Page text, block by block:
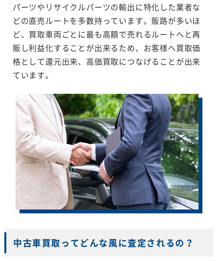
パーツやリサイクルパーツの輸出に特化した業者な
どの直売ルートを多数持っています。販路が多いほ
ど、買取車両ごとに最も高額で売れるルートへと再
販し利益化することが出来るため、お客様へ買取価
格として還元出来、高価買取につなげることが出来
ています。
中古車買取ってどんな風に査定されるの？